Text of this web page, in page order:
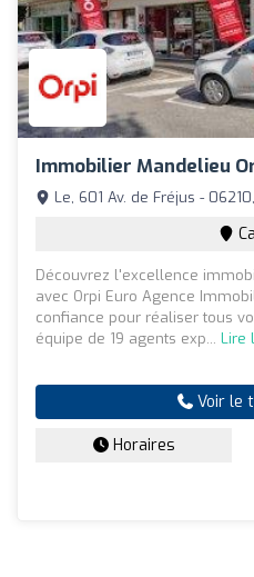
Immobilier Mandelieu
Le, 601 Av. de Fréjus -
Découvrez l'excellence
avec Orpi Euro Agence
confiance pour réaliser tous
équipe de 19 agents exp... Lire
Voir le
Horaires